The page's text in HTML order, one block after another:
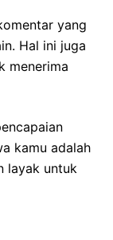
yang
Hal ini juga
menerima
kamu adalah
layak untuk